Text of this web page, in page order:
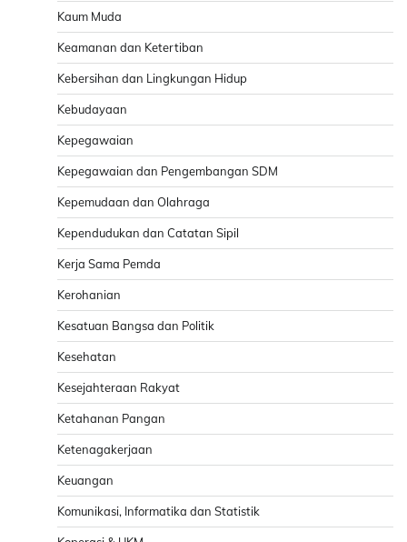
Kaum Muda
Keamanan dan Ketertiban
Kebersihan dan Lingkungan Hidup
Kebudayaan
Kepegawaian
Kepegawaian dan Pengembangan SDM
Kepemudaan dan Olahraga
Kependudukan dan Catatan Sipil
Kerja Sama Pemda
Kerohanian
Kesatuan Bangsa dan Politik
Kesehatan
Kesejahteraan Rakyat
Ketahanan Pangan
Ketenagakerjaan
Keuangan
Komunikasi, Informatika dan Statistik